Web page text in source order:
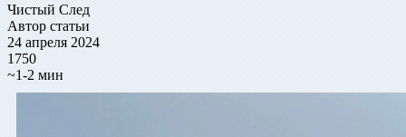
Чистый След
Автор статьи
24 апреля 2024
1750
~1-2 мин